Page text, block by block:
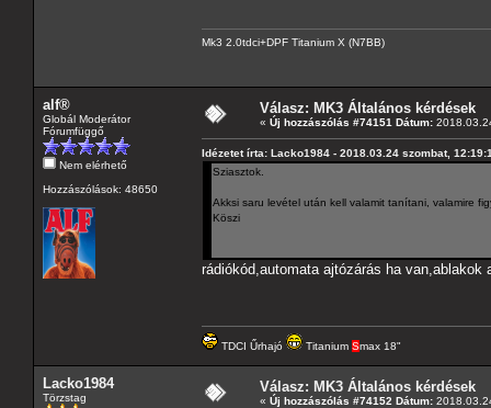
Mk3 2.0tdci+DPF Titanium X (N7BB)
alf®
Globál Moderátor
Fórumfüggő
Nem elérhető
Hozzászólások: 48650
Válasz: MK3 Általános kérdések
« Új hozzászólás #74151 Dátum:
Idézetet írta: Lacko1984 - 2018.03.24 szombat,
Sziasztok.
Akksi saru levétel után kell valamit tanítani, valamire
Köszi
rádiókód,automata ajtózárás ha
TDCI Űrhajó Titanium Smax 18"
Lacko1984
Törzstag
Válasz: MK3 Általános kérdések
« Új hozzászólás #74152 Dátum: